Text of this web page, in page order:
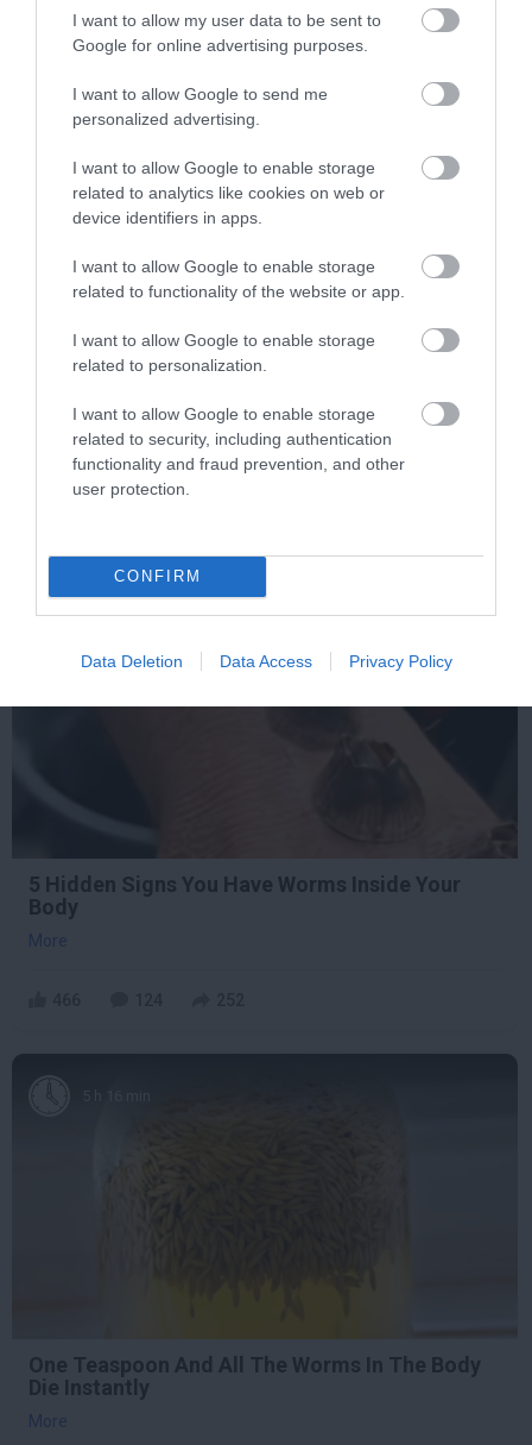
I want to allow my user data to be sent to
Google for online advertising purposes.
I want to allow Google to send me
personalized advertising.
I want to allow Google to enable storage
related to analytics like cookies on web or
device identifiers in apps.
I want to allow Google to enable storage
related to functionality of the website or app.
I want to allow Google to enable storage
related to personalization.
I want to allow Google to enable storage
related to security, including authentication
functionality and fraud prevention, and other
user protection.
CONFIRM
Data Deletion Data Access Privacy Policy
447 121 319
Fungus Dries Up And Falls Off After The First
10 h 23 min
5 Hidden Signs You Have Worms Inside Your
Body
More
One Teaspoon And All The Worms In The Body
Die Instantly
More